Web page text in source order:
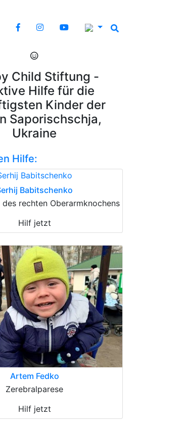
Child Stiftung -
Hilfe für die
Kinder der
Saporischschja,
Ukraine
Hilfe:
Babitschenko
rechten Oberarmknochens
Hilf jetzt
Artem Fedko
Zerebralparese
Hilf jetzt